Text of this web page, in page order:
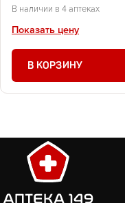
В наличии в 4 аптеках
Показать цену
В КОРЗИНУ